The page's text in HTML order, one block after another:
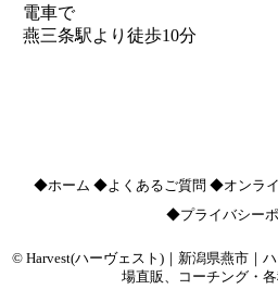
電車で
燕三条駅より徒歩10分
◆ホーム ◆よくあるご質問 ◆オンラ
◆プライバシー
© Harvest(ハーヴェスト)｜新潟県燕市｜
場直販、コーチング・